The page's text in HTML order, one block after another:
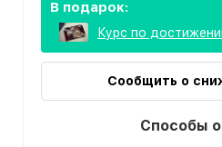
В подарок:
Курс по
Сообщить о
Способы